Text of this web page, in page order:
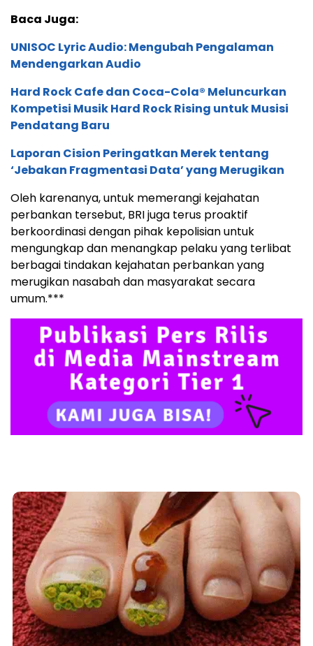
Baca Juga:
UNISOC Lyric Audio: Mengubah Pengalaman
Mendengarkan Audio
Hard Rock Cafe dan Coca-Cola® Meluncurkan
Kompetisi Musik Hard Rock Rising untuk Musisi
Pendatang Baru
Laporan Cision Peringatkan Merek tentang
‘Jebakan Fragmentasi Data’ yang Merugikan
Oleh karenanya, untuk memerangi kejahatan
perbankan tersebut, BRI juga terus proaktif
berkoordinasi dengan pihak kepolisian untuk
mengungkap dan menangkap pelaku yang terlibat
berbagai tindakan kejahatan perbankan yang
merugikan nasabah dan masyarakat secara
umum.***